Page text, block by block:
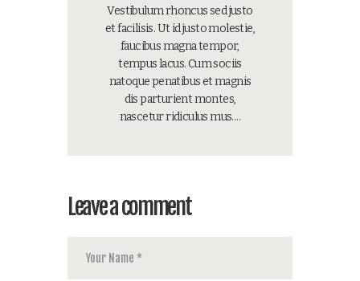
Vestibulum rhoncus sed justo
et facilisis. Ut id justo molestie,
faucibus magna tempor,
tempus lacus. Cum sociis
natoque penatibus et magnis
dis parturient montes,
nascetur ridiculus mus.…
Leave a comment